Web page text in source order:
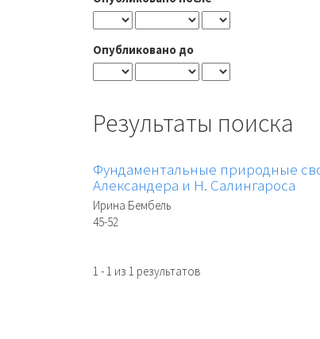
Опубликовано до
Результаты поиска
Фундаментальные природные
Александера и Н. Салингароса
Ирина Бембель
45-52
1 - 1 из 1 результатов